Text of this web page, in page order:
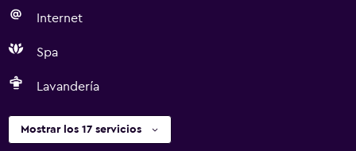
Internet
Spa
Lavandería
Mostrar los 17 servicios